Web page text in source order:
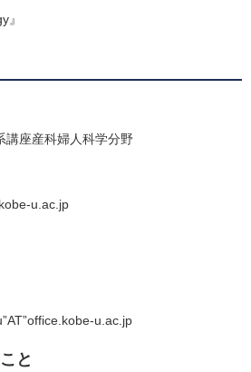
』
講座産科婦人科学分野
u.ac.jp
u.ac.jp
と